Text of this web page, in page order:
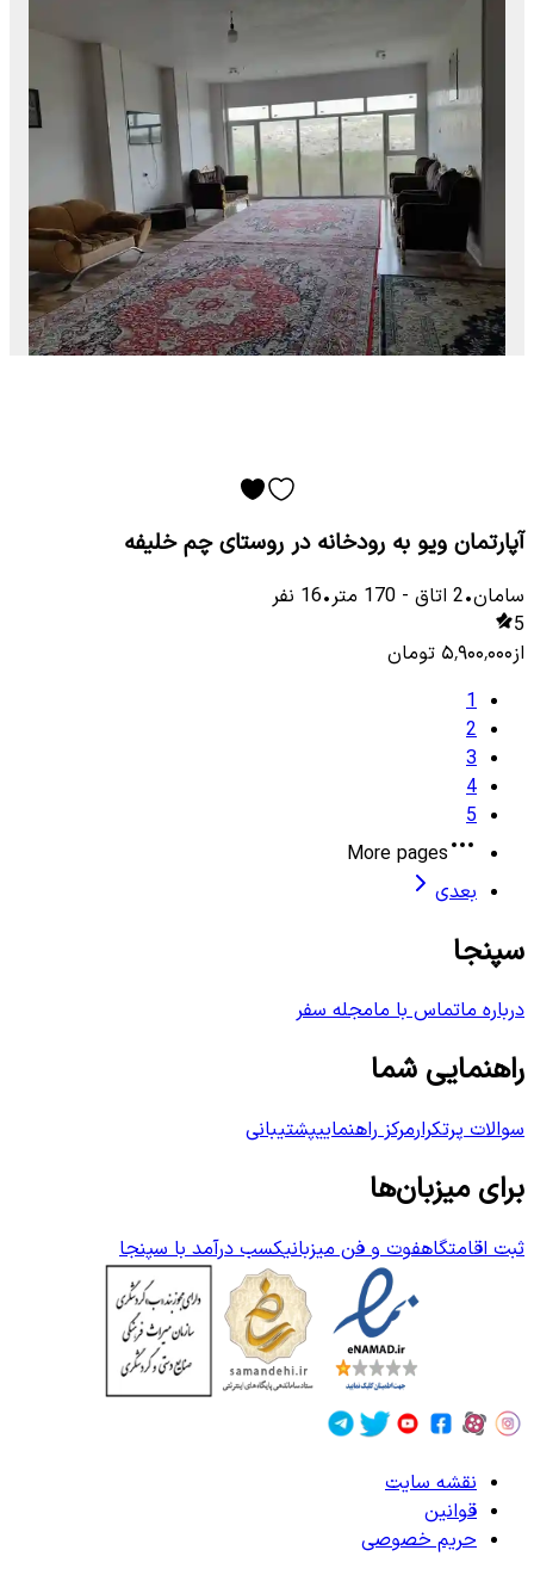
آپارتمان ویو به رودخانه در روستای چم خلیفه
سامان•
2 اتاق -
170 متر•
16 نفر
5
از۵٬۹۰۰٬۰۰۰ تومان
1
2
3
4
5
More pages
بعدی
سپنجا
درباره ماتماس با مامجله سفر
راهنمایی شما
سوالات پرتکرارمرکز راهنماییپشتیبانی
برای میزبان‌ها
ثبت اقامتگاهفوت و فن میزبانیکسب درآمد با سپنجا
نقشه سایت
قوانین
حریم خصوصی